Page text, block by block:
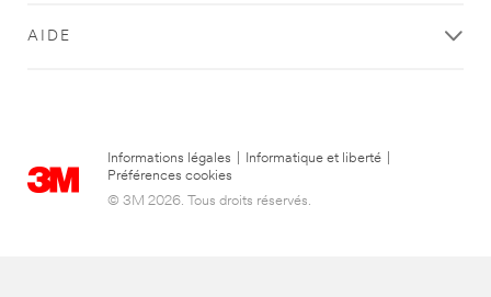
AIDE
Informations légales Informatique et liberté
Préférences cookies
© 3M 2026. Tous droits réservés.